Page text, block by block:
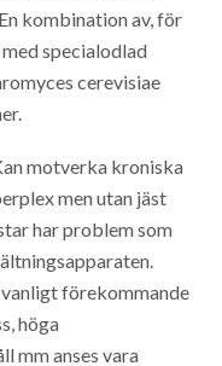
kombination av, för
specialodlad
cerevisiae
motverka kroniska
men utan jäst
har problem som
förekommande
höga
mm anses vara